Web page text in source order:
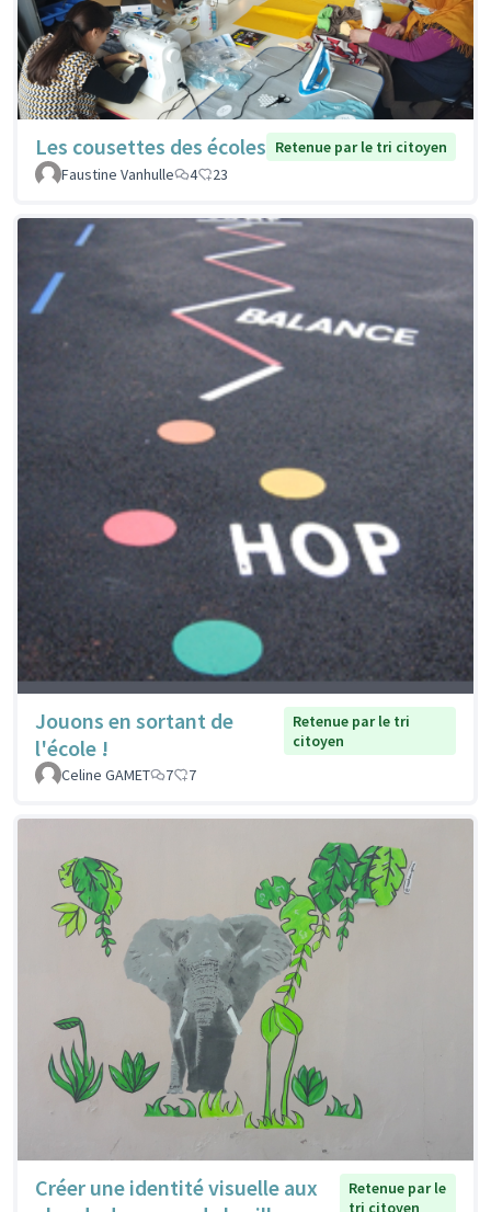
Les cousettes des écoles Retenue par le tri citoyen
Faustine Vanhulle
4 23
Jouons en sortant de
l'école !
Retenue par le tri
citoyen
Celine GAMET
7 7
Créer une identité visuelle aux
Retenue par le
tri citoyen